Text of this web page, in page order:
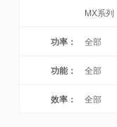
MX系列
功率： 全部
功能： 全部
效率： 全部